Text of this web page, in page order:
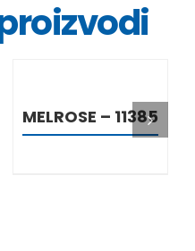
MELROSE – 11385